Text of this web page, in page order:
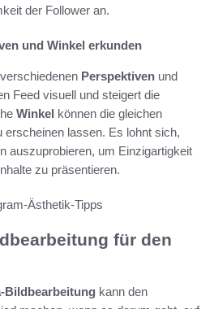
der Follower an.
und Winkel erkunden
Perspektiven und
Feed visuell und steigert die
Winkel können die gleichen
erscheinen lassen. Es lohnt sich,
auszuprobieren, um Einzigartigkeit
zu präsentieren.
für den
Bildbearbeitung kann den